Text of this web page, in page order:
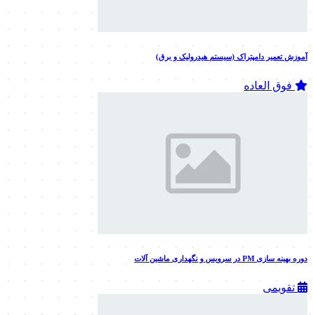
آموزش تعمیر دامپتراک (سیستم هیدرولیک و برق)